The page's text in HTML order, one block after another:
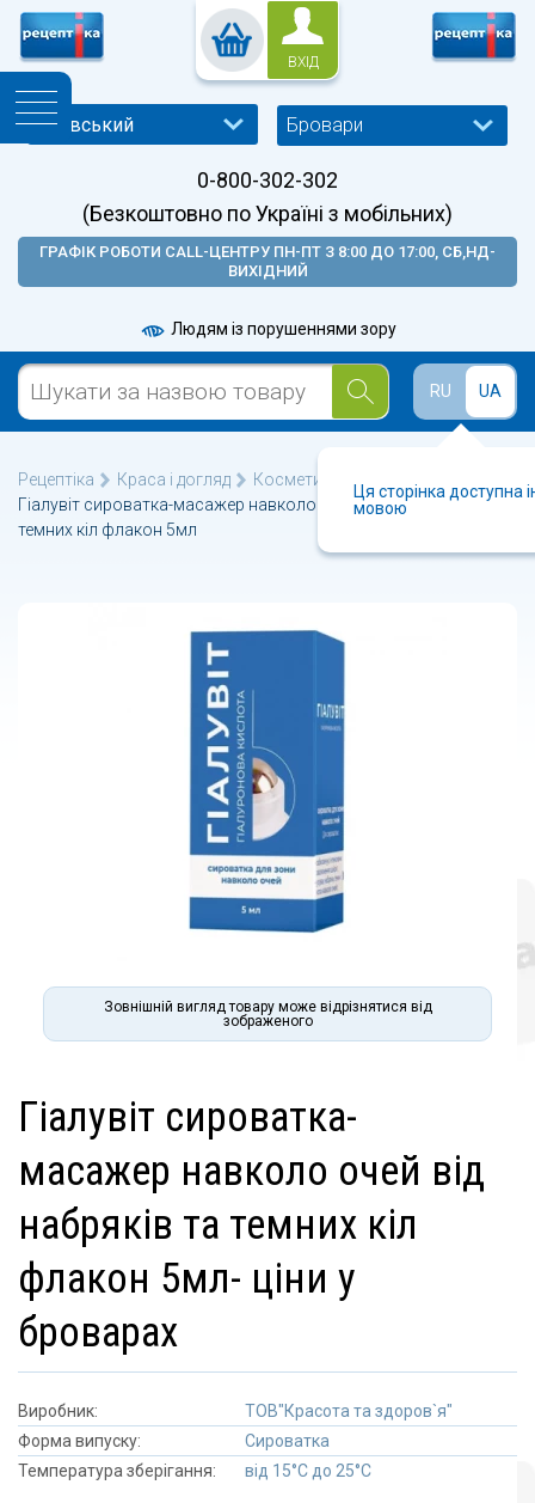
ВХІД
Бровари
0-800-302-302
(Безкоштовно по Україні з мобільних)
ГРАФІК РОБОТИ CALL-ЦЕНТРУ ПН-ПТ З 8:00 ДО 17:00, СБ,НД-
ВИХІДНИЙ
Людям із порушеннями зору
RU UA
Ця сторінка доступна
мовою
Рецептіка Краса і догляд
Косметика для обличчя
Гіалувіт сироватка-масажер навколо очей від набряків та
темних кіл флакон 5мл
Зовнішній вигляд товару може відрізнятися від
зображеного
гіалувіт сироватка-
масажер навколо очей від
набряків та темних кіл
флакон 5мл- ціни у
броварах
Виробник:
ТОВ"Красота та здоров`я"
Форма випуску:
Сироватка
Температура зберігання:
від 15°C до 25°C